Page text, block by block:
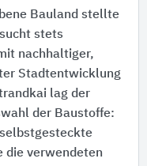
Bauland stellte
stets
nachhaltiger,
Stadtentwicklung
lag der
der Baustoffe:​
die verwendeten